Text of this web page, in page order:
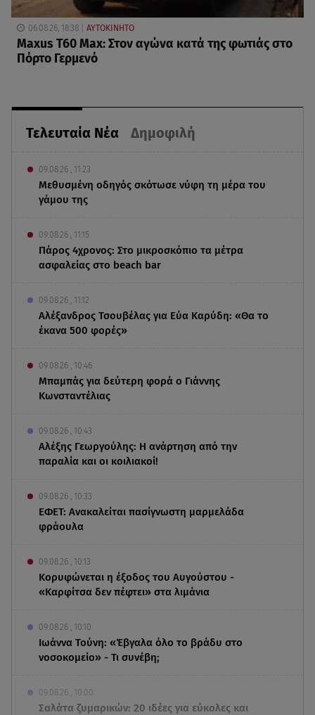
Τελευταία Νέα Δημοφιλή
09.08.26 , 11:23
Μεθυσμένη οδηγός σκότωσε νύφη τη μέρα του
γάμου της
09.08.26 , 11:15
Πάρος 4χρονος: Στο μικροσκόπιο τα μέτρα
ασφαλείας στο beach bar
09.08.26 , 11:12
Αλέξανδρος Τσουβέλας για Εύα Καρύδη: «Θα το
έκανα 500 φορές»
09.08.26 , 10:46
Μπαμπάς για δεύτερη φορά ο Γιάννης
Κωνσταντέλιας
09.08.26 , 10:43
Αλέξης Γεωργούλης: Η ανάρτηση από την
παραλία και οι κοιλιακοί!
09.08.26 , 10:33
ΕΦΕΤ: Ανακαλείται πασίγνωστη μαρμελάδα
φράουλα
09.08.26 , 10:13
Κορυφώνεται η έξοδος του Αυγούστου -
«Καρφίτσα δεν πέφτει» στα λιμάνια
09.08.26 , 10:10
Ιωάννα Τούνη: «Έβγαλα όλο το βράδυ στο
νοσοκομείο» - Τι συνέβη;
09.08.26 , 10:00
Σαλάτα ζυμαρικών: 20 ιδέες για εύκολες και
06.08.26, 18:38 ΑΥΤΟΚΙΝΗΤΟ
Maxus T60 Max: Στον αγώνα κατά της φωτιάς στο
Πόρτο Γερμενό